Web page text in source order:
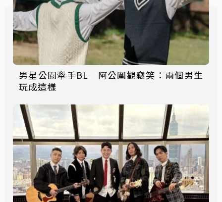
男星公園牽手BL 阿公圍觀竊笑：兩個男生
玩成這樣